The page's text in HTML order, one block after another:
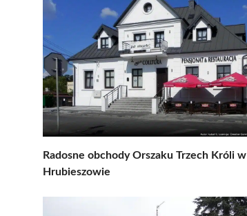
Radosne obchody Orszaku Trzech Króli w
Hrubieszowie